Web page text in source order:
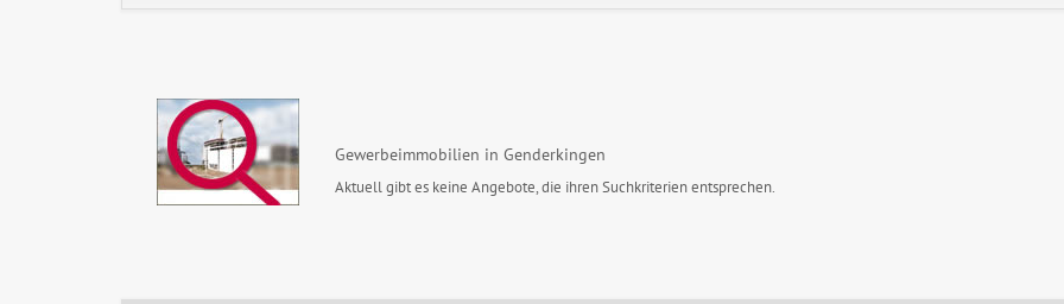
Gewerbeimmobilien in Genderkingen
Aktuell gibt es keine Angebote, die ihren Suchkriterien entsprechen.